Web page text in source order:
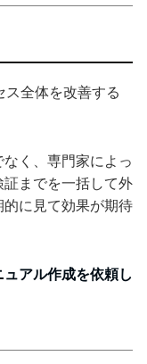
ス全体を改善する
く、専門家によっ
までを一括して外
に見て効果が期待
アル作成を依頼し